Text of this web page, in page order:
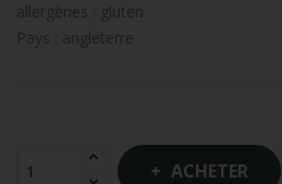
allergènes : gluten
Pays : angleterre
ACHETER